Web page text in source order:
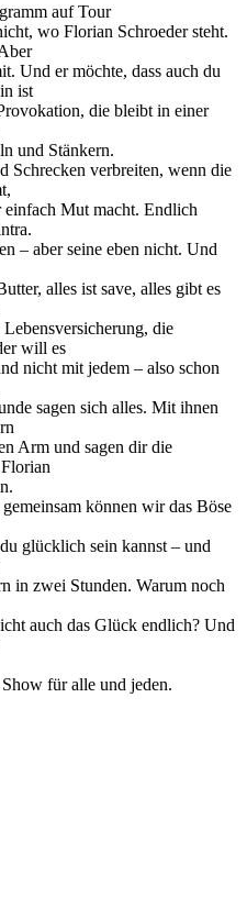
auf Tour
wo Florian Schroeder steht.
Und er möchte, dass auch du
ist
die bleibt in einer
und Stänkern.
Schrecken verbreiten, wenn die
einfach Mut macht. Endlich
– aber seine eben nicht. Und
alles ist save, alles gibt es
die
will es
nicht mit jedem – also schon
sagen sich alles. Mit ihnen
Arm und sagen dir die
können wir das Böse
glücklich sein kannst – und
in zwei Stunden. Warum noch
auch das Glück endlich? Und
für alle und jeden.